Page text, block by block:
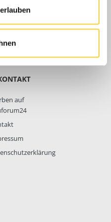
Regeln
auf